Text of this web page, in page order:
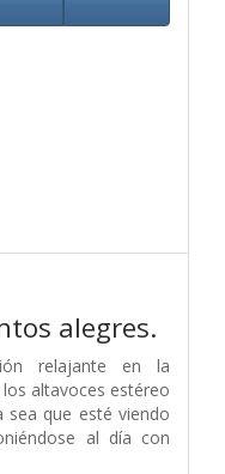
alegres.
relajante en la
altavoces estéreo
sea que esté viendo
al día con